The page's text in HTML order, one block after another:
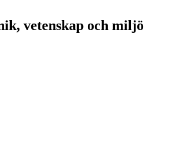
vetenskap och miljö